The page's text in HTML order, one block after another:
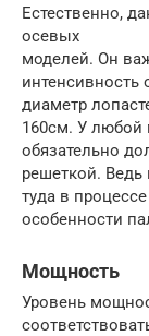
Естественно,
осевых
моделей. Он
диаметр
160см. У любой
обязательно
решеткой. Ведь
туда в
особенности
Мощность
Уровень